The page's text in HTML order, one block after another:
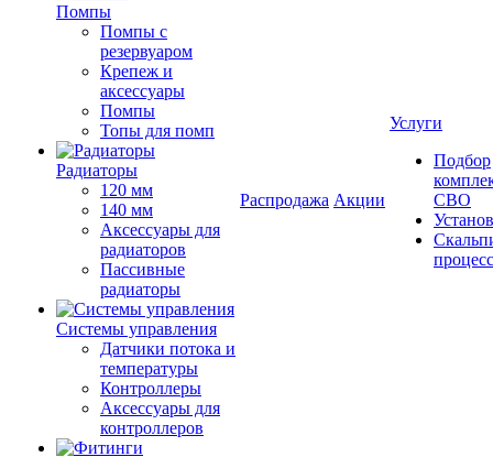
Помпы
Помпы с
резервуаром
Крепеж и
аксессуары
Помпы
Топы для помп
Радиаторы
120 мм
140 мм
Аксессуары для
радиаторов
Пассивные
радиаторы
Системы управления
Датчики потока и
температуры
Контроллеры
Аксессуары для
контроллеров
Распродажа Акции
Услуги
Подбор
СВО